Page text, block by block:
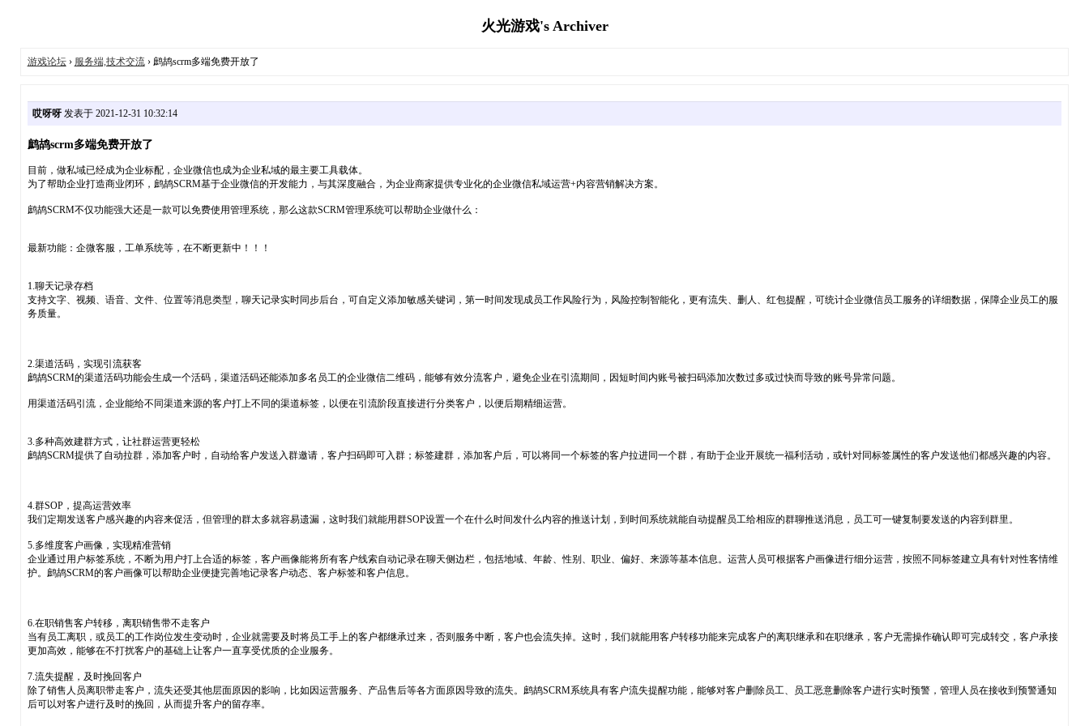
火光游戏's Archiver
游戏论坛› 服务端,技术交流› 鹧鸪scrm多端免费开放了
哎呀呀发表于 2021-12-31 10:32:14
鹧鸪scrm多端免费开放了
目前，做私域已经成为企业标配，企业微信也成为企业私域的最主要工具载体。
为了帮助企业打造商业闭环，鹧鸪SCRM基于企业微信的开发能力，与其深度融合，为企业商家提供专业化的企业微信私域运营+内容营销解决方案。
鹧鸪SCRM不仅功能强大还是一款可以免费使用管理系统，那么这款SCRM管理系统可以帮助企业做什么：
最新功能：企微客服，工单系统等，在不断更新中！！！
1.聊天记录存档
支持文字、视频、语音、文件、位置等消息类型，聊天记录实时同步后台，可自定义添加敏感关键词，第一时间发现成员工作风险行为，风险控制智能化，更有流失、删人、红包提醒，可统计企业微信员工服务的详细数据，保障企业员工的服
务质量。
2.渠道活码，实现引流获客
鹧鸪SCRM的渠道活码功能会生成一个活码，渠道活码还能添加多名员工的企业微信二维码，能够有效分流客户，避免企业在引流期间，因短时间内账号被扫码添加次数过多或过快而导致的账号异常问题。
用渠道活码引流，企业能给不同渠道来源的客户打上不同的渠道标签，以便在引流阶段直接进行分类客户，以便后期精细运营。
3.多种高效建群方式，让社群运营更轻松
鹧鸪SCRM提供了自动拉群，添加客户时，自动给客户发送入群邀请，客户扫码即可入群；标签建群，添加客户后，可以将同一个标签的客户拉进同一个群，有助于企业开展统一福利活动，或针对同标签属性的客户发送他们都感兴趣的内容。
4.群SOP，提高运营效率
我们定期发送客户感兴趣的内容来促活，但管理的群太多就容易遗漏，这时我们就能用群SOP设置一个在什么时间发什么内容的推送计划，到时间系统就能自动提醒员工给相应的群聊推送消息，员工可一键复制要发送的内容到群里。
5.多维度客户画像，实现精准营销
企业通过用户标签系统，不断为用户打上合适的标签，客户画像能将所有客户线索自动记录在聊天侧边栏，包括地域、年龄、性别、职业、偏好、来源等基本信息。运营人员可根据客户画像进行细分运营，按照不同标签建立具有针对性客情维
护。鹧鸪SCRM的客户画像可以帮助企业便捷完善地记录客户动态、客户标签和客户信息。
6.在职销售客户转移，离职销售带不走客户
当有员工离职，或员工的工作岗位发生变动时，企业就需要及时将员工手上的客户都继承过来，否则服务中断，客户也会流失掉。这时，我们就能用客户转移功能来完成客户的离职继承和在职继承，客户无需操作确认即可完成转交，客户承接
更加高效，能够在不打扰客户的基础上让客户一直享受优质的企业服务。
7.流失提醒，及时挽回客户
除了销售人员离职带走客户，流失还受其他层面原因的影响，比如因运营服务、产品售后等各方面原因导致的流失。鹧鸪SCRM系统具有客户流失提醒功能，能够对客户删除员工、员工恶意删除客户进行实时预警，管理人员在接收到预警通知
后可以对客户进行及时的挽回，从而提升客户的留存率。